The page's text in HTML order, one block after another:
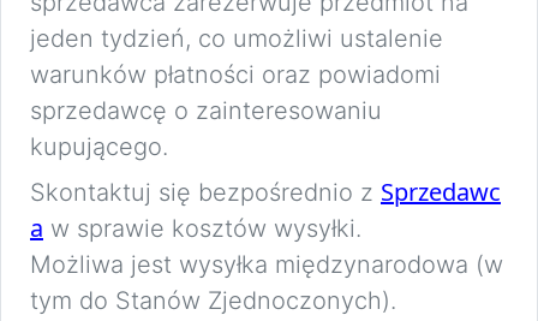
jeden tydzień, co umożliwi ustalenie
warunków płatności oraz powiadomi
sprzedawcę o zainteresowaniu
kupującego.
Skontaktuj się bezpośrednio z Sprzedawc
a w sprawie kosztów wysyłki.
Możliwa jest wysyłka międzynarodowa (w
tym do Stanów Zjednoczonych).